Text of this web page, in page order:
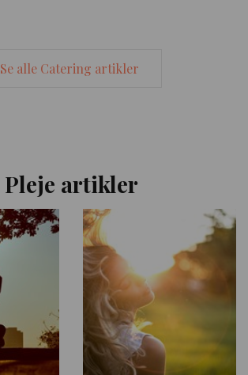
Se alle Catering artikler
Pleje artikler